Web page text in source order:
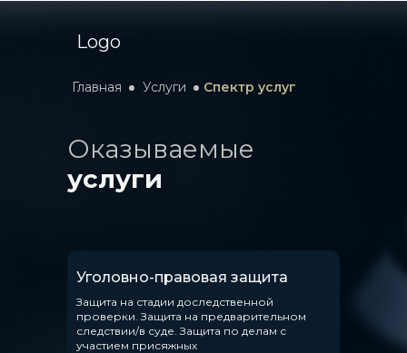
Logo
Главная Услуги Спектр услуг
Оказываемые
услуги
Уголовно-правовая защита
Защита на стадии доследственной
проверки. Защита на предварительном
следствии/в суде. Защита по делам с
участием присяжных